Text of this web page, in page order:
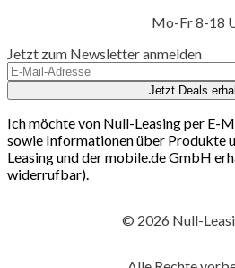
Mo-Fr 8-18
Jetzt zum Newsletter anmelden
Jetzt Deals
Ich möchte von Null-Leasing per E-
sowie Informationen über Produkte
Leasing und der mobile.de GmbH
widerrufbar).
© 2026 Null-